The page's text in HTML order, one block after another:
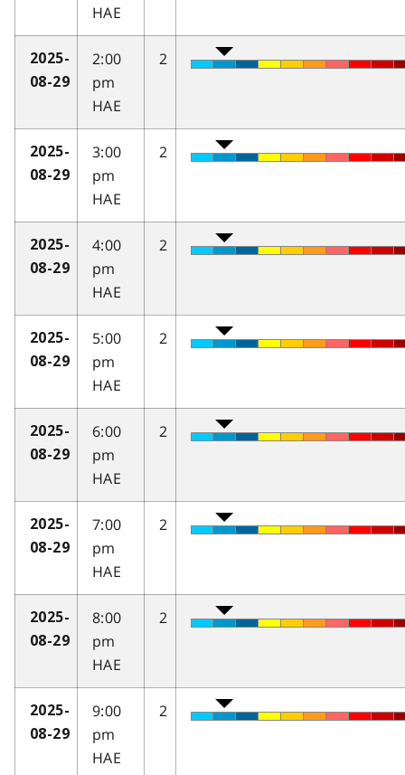
HAE
2025-
08-29
2:00
pm
HAE
2
2025-
08-29
3:00
pm
HAE
2
2025-
08-29
4:00
pm
HAE
2
2025-
08-29
5:00
pm
HAE
2
2025-
08-29
6:00
pm
HAE
2
2025-
08-29
7:00
pm
HAE
2
2025-
08-29
8:00
pm
HAE
2
2025-
08-29
9:00
pm
HAE
2